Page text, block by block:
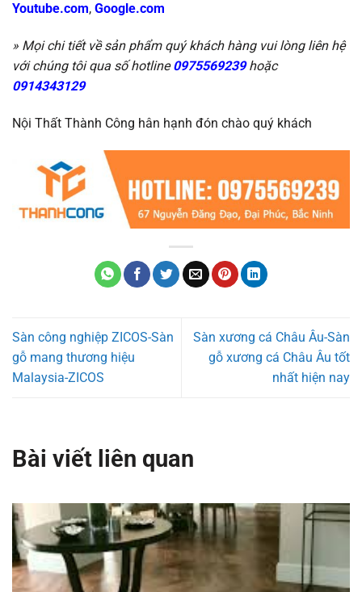
Youtube.com, Google.com
» Mọi chi tiết về sản phẩm quý khách hàng vui lòng liên hệ
với chúng tôi qua số hotline0975569239hoặc
0914343129
Nội Thất Thành Công hân hạnh đón chào quý khách
Sàn công nghiệp ZICOS-Sàn
gỗ mang thương hiệu
Malaysia-ZICOS
Sàn xương cá Châu Âu-Sàn
gỗ xương cá Châu Âu tốt
nhất hiện nay
Bài viết liên quan